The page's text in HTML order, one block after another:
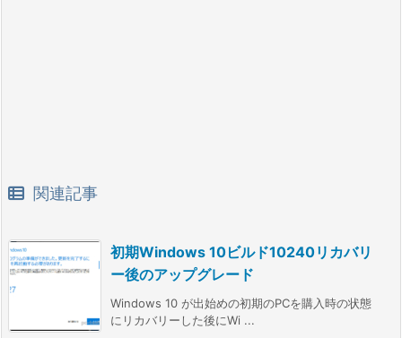
関連記事
初期Windows 10ビルド10240リカバリ
ー後のアップグレード
Windows 10 が出始めの初期のPCを購入時の状態
にリカバリーした後にWi ...